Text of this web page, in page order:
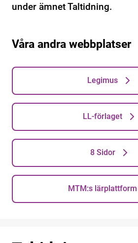
under ämnet Taltidning.
Våra andra webbplatser
Legimus
LL-förlaget
8 Sidor
MTM:s lärplattform